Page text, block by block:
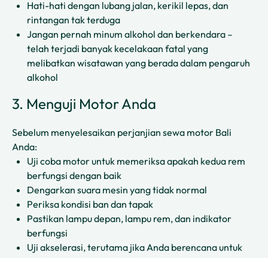
Hati-hati dengan lubang jalan, kerikil lepas, dan
rintangan tak terduga
Jangan pernah minum alkohol dan berkendara –
telah terjadi banyak kecelakaan fatal yang
melibatkan wisatawan yang berada dalam pengaruh
alkohol
3. Menguji Motor Anda
Sebelum menyelesaikan perjanjian sewa motor Bali
Anda:
Uji coba motor untuk memeriksa apakah kedua rem
berfungsi dengan baik
Dengarkan suara mesin yang tidak normal
Periksa kondisi ban dan tapak
Pastikan lampu depan, lampu rem, dan indikator
berfungsi
Uji akselerasi, terutama jika Anda berencana untuk